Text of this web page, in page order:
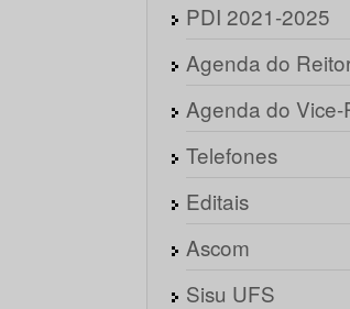
PDI 2021-2025
Agenda do
Agenda do Vice-
Telefones
Editais
Ascom
Sisu UFS